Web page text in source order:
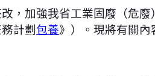
，加強我省工業固廢（危
計劃包養》）。現將有關內